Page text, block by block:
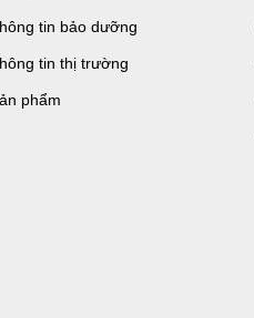
tin bảo dưỡng
tin thị trường
phẩm